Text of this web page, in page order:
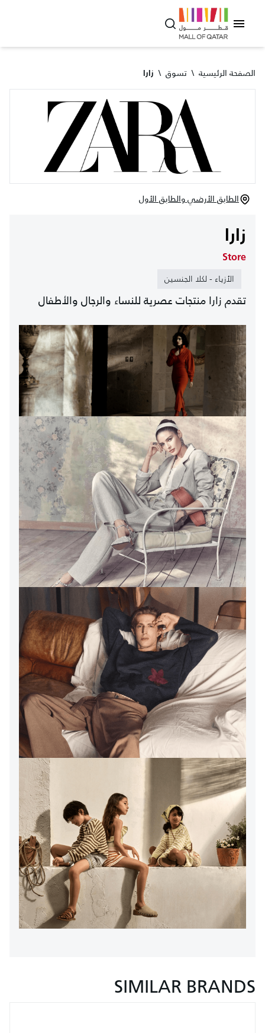
الصفحة الرئيسية \ تسوق \ زارا
الطابق الأرضي والطابق الأول
زارا
Store
الأزياء - لكلا الجنسين
تقدم زارا منتجات عصریة للنساء والرجال والأطفال
SIMILAR BRANDS